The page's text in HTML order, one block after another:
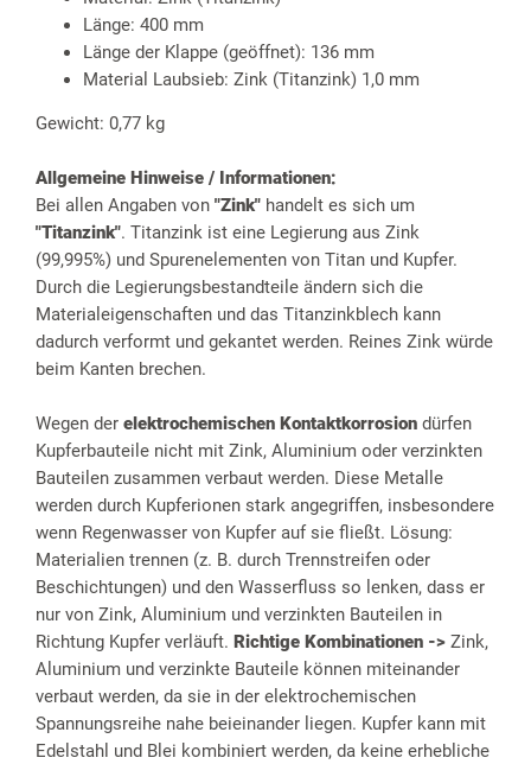
Länge: 400 mm
Länge der Klappe (geöffnet): 136 mm
Material Laubsieb: Zink (Titanzink) 1,0 mm
Gewicht: 0,77 kg
Allgemeine Hinweise / Informationen:
Bei allen Angaben von "Zink" handelt es sich um
"Titanzink". Titanzink ist eine Legierung aus Zink
(99,995%) und Spurenelementen von Titan und Kupfer.
Durch die Legierungsbestandteile ändern sich die
Materialeigenschaften und das Titanzinkblech kann
dadurch verformt und gekantet werden. Reines Zink würde
beim Kanten brechen.
Wegen der elektrochemischen Kontaktkorrosion dürfen
Kupferbauteile nicht mit Zink, Aluminium oder verzinkten
Bauteilen zusammen verbaut werden. Diese Metalle
werden durch Kupferionen stark angegriffen, insbesondere
wenn Regenwasser von Kupfer auf sie fließt. Lösung:
Materialien trennen (z. B. durch Trennstreifen oder
Beschichtungen) und den Wasserfluss so lenken, dass er
nur von Zink, Aluminium und verzinkten Bauteilen in
Richtung Kupfer verläuft. Richtige Kombinationen -> Zink,
Aluminium und verzinkte Bauteile können miteinander
verbaut werden, da sie in der elektrochemischen
Spannungsreihe nahe beieinander liegen. Kupfer kann mit
Edelstahl und Blei kombiniert werden, da keine erhebliche